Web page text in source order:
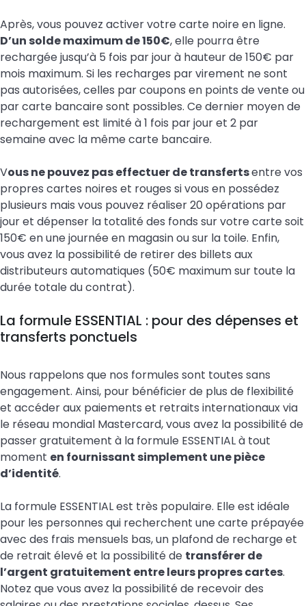
Après, vous pouvez activer votre carte noire en ligne.
D’un solde maximum de 150€, elle pourra être
rechargée jusqu’à 5 fois par jour à hauteur de 150€ par
mois maximum. Si les recharges par virement ne sont
pas autorisées, celles par coupons en points de vente ou
par carte bancaire sont possibles. Ce dernier moyen de
rechargement est limité à 1 fois par jour et 2 par
semaine avec la même carte bancaire.
Vous ne pouvez pas effectuer de transfertsentre vos
propres cartes noires et rouges si vous en possédez
plusieurs mais vous pouvez réaliser 20 opérations par
jour et dépenser la totalité des fonds sur votre carte soit
150€ en une journée en magasin ou sur la toile. Enfin,
vous avez la possibilité de retirer des billets aux
distributeurs automatiques (50€ maximum sur toute la
durée totale du contrat).
La formule ESSENTIAL : pour des dépenses et
transferts ponctuels
Nous rappelons que nos formules sont toutes sans
engagement. Ainsi, pour bénéficier de plus de flexibilité
et accéder aux paiements et retraits internationaux via
le réseau mondial Mastercard, vous avez la possibilité de
passer gratuitement à la formule ESSENTIAL à tout
moment en fournissant simplement une pièce
d’identité.
La formule ESSENTIAL est très populaire. Elle est idéale
pour les personnes qui recherchent une carte prépayée
avec des frais mensuels bas, un plafond de recharge et
de retrait élevé et la possibilité de transférer de
l’argent gratuitement entre leurs propres cartes.
Notez que vous avez la possibilité de recevoir des